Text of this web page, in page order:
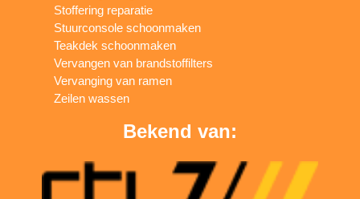
Stoffering reparatie
Stuurconsole schoonmaken
Teakdek schoonmaken
Vervangen van brandstoffilters
Vervanging van ramen
Zeilen wassen
Bekend van: